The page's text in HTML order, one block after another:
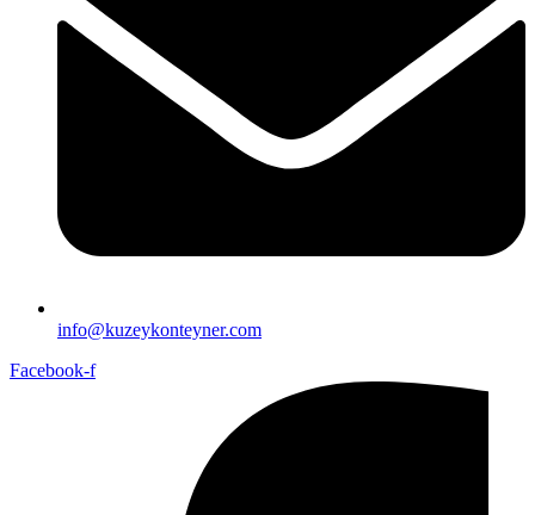
info@kuzeykonteyner.com
Facebook-f